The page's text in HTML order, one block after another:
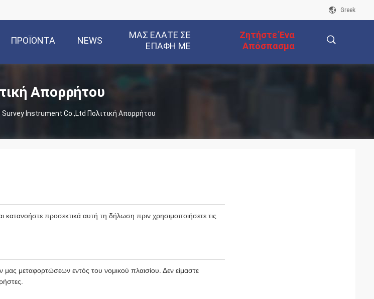
Greek
ΠΡΟΪΌΝΤΑ NEWS
ΜΑΣ ΕΛΆΤΕ ΣΕ
ΕΠΑΦΉ ΜΕ
Ζητήστε Ένα
Απόσπασμα
Απορρήτου
Survey Instrument Co.,Ltd Πολιτική Απορρήτου
κατανοήστε προσεκτικά αυτή τη δήλωση πριν χρησιμοποιήσετε τις
μας μεταφορτώσεων εντός του νομικού πλαισίου. Δεν είμαστε